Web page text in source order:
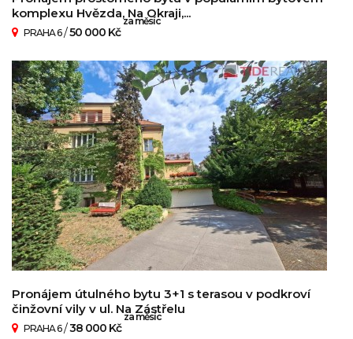
komplexu Hvězda, Na Okraji,...
PRAHA 6/50 000 Kč
za měsíc
Pronájem útulného bytu 3+1 s terasou v podkroví
činžovní vily v ul. Na Zástřelu
PRAHA 6/38 000 Kč
za měsíc